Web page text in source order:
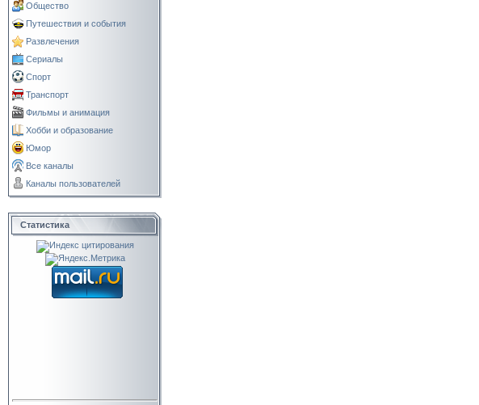
Общество
Путешествия и события
Развлечения
Сериалы
Спорт
Транспорт
Фильмы и анимация
Хобби и образование
Юмор
Все каналы
Каналы пользователей
Статистика